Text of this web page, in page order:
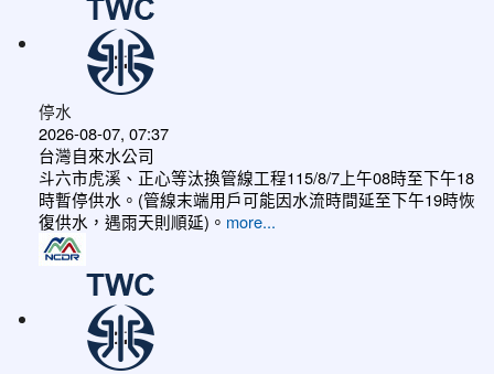
停水
2026-08-07, 07:37
台灣自來水公司
斗六市虎溪、正心等汰換管線工程115/8/7上午08時至下午18
時暫停供水。(管線末端用戶可能因水流時間延至下午19時恢
復供水，遇雨天則順延)。 more...